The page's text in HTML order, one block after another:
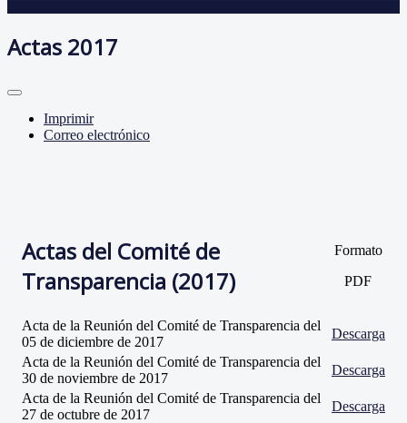
Actas 2017
Imprimir
Correo electrónico
Actas del Comité de
Transparencia (2017)
Formato
PDF
Acta de la Reunión del Comité de Transparencia del
05 de diciembre de 2017
Descarga
Acta de la Reunión del Comité de Transparencia del
30 de noviembre de 2017
Descarga
Acta de la Reunión del Comité de Transparencia del
27 de octubre de 2017
Descarga